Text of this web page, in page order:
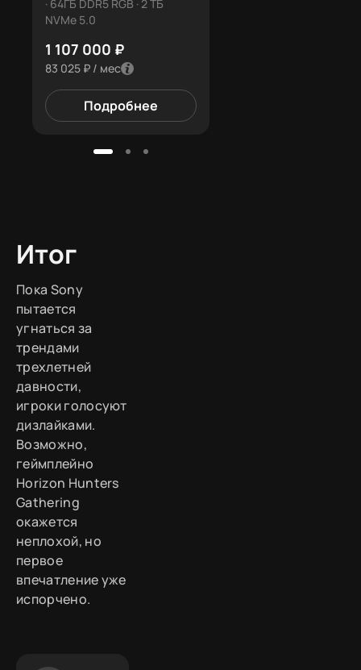
· 64ГБ DDR5 RGB · 2 ТБ
NVMe 5.0
1 107 000 ₽
83 025 ₽ / мес
Подробнее
Итог
Пока Sony
пытается
угнаться за
трендами
трехлетней
давности,
игроки голосуют
дизлайками.
Возможно,
геймплейно
Horizon Hunters
Gathering
окажется
неплохой, но
первое
впечатление уже
испорчено.